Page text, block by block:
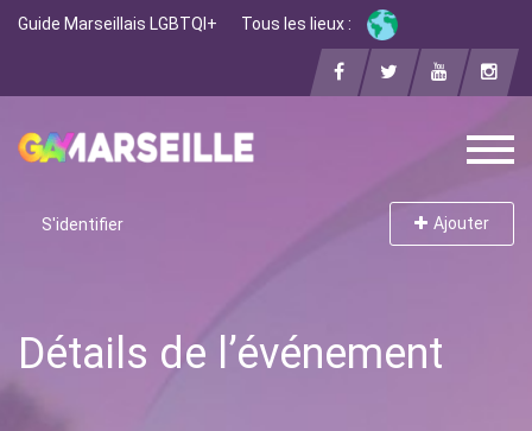
Guide Marseillais LGBTQI+ Tous les lieux :
S'identifier Ajouter
Détails de l’événement